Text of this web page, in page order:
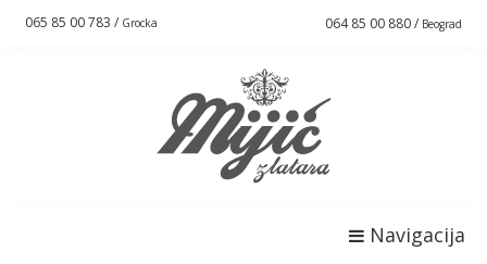
065 85 00 783 / Grocka 064 85 00 880 / Beograd
Navigacija